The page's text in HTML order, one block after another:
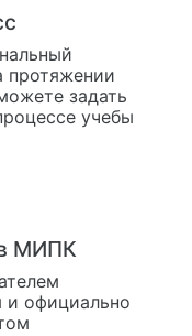
протяжении
задать
учебы
МИПК
и официально